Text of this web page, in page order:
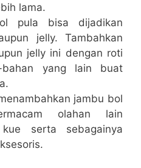
lama.
pula bisa dijadikan
jelly. Tambahkan
jelly ini dengan roti
bahan yang lain buat
jambu bol
olahan lain
serta sebagainya